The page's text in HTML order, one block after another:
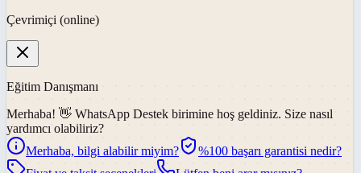
Çevrimiçi (online)
Eğitim Danışmanı
Merhaba! 👋 WhatsApp Destek birimine hoş geldiniz. Size nasıl
yardımcı olabiliriz?
Merhaba, bilgi alabilir miyim?
%100 başarı garantisi nedir?